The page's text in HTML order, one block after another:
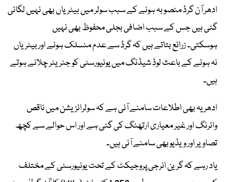
ادھر آن گرڈ منصوبہ ہونے کے سبب سولر میں بیٹریاں بھی نہیں لگائی
گئی ہیں جس کے سبب اضافی بجلی محفوظ بھی نہیں
ہوسکتی۔ زرائع بتاتے ہیں کہ گرڈ سے عدم منسلک ہونے اور بیٹریاں
نہ ہونے کے باعث لوڈ شیڈنگ میں یونیورسٹی کو جنریٹر چلانے ہوتے
ہیں۔
ادھر یہ بھی اطلاعات سامنے آئی ہے کہ سولرائزیشن میں ناقص
وائرنگ اور غیر معیاری ارتھنگ کی گئی ہے اور اس حوالے سے کچھ
تصاویر اور ویڈیو بھی سامنے آئی ہیں۔
یاد رہے کہ گرین انرجی پروجیکٹ کے تحت یونیورسٹی کے مختلف